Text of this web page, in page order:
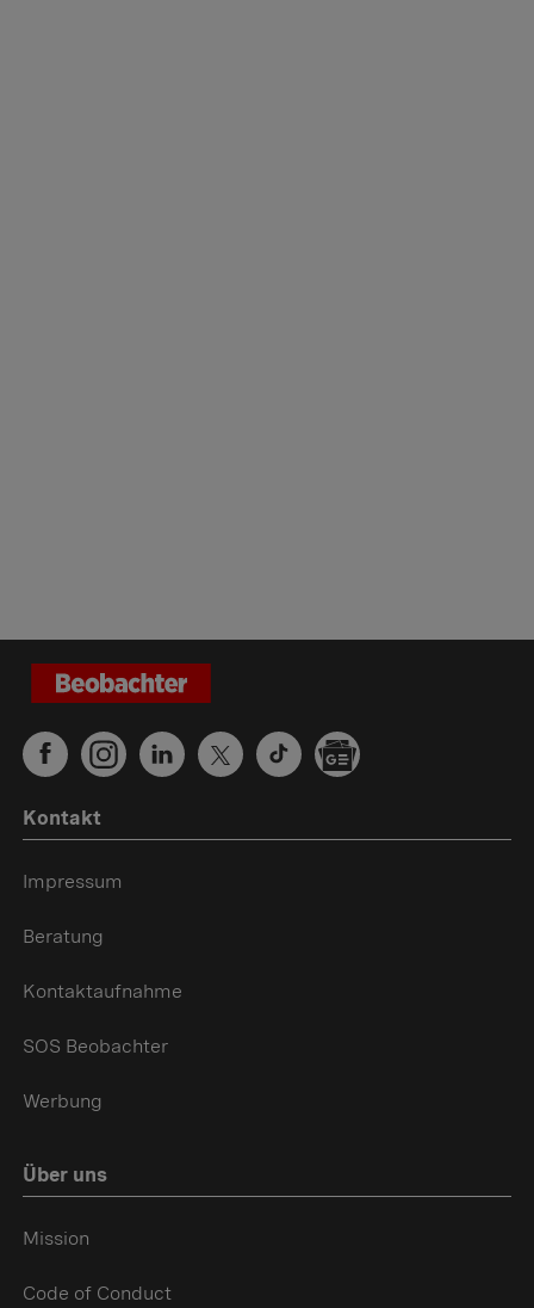
Kontakt
Impressum
Beratung
Kontaktaufnahme
SOS Beobachter
Werbung
Über uns
Mission
Code of Conduct